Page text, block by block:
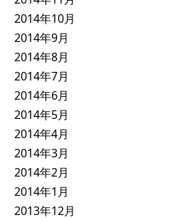
2014年10月
2014年9月
2014年8月
2014年7月
2014年6月
2014年5月
2014年4月
2014年3月
2014年2月
2014年1月
2013年12月